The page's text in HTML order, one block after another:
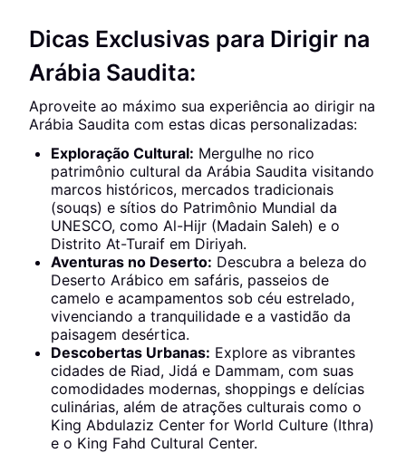
Dicas Exclusivas para Dirigir na
Arábia Saudita:
Aproveite ao máximo sua experiência ao dirigir na
Arábia Saudita com estas dicas personalizadas:
Exploração Cultural: Mergulhe no rico
patrimônio cultural da Arábia Saudita visitando
marcos históricos, mercados tradicionais
(souqs) e sítios do Patrimônio Mundial da
UNESCO, como Al-Hijr (Madain Saleh) e o
Distrito At-Turaif em Diriyah.
Aventuras no Deserto: Descubra a beleza do
Deserto Arábico em safáris, passeios de
camelo e acampamentos sob céu estrelado,
vivenciando a tranquilidade e a vastidão da
paisagem desértica.
Descobertas Urbanas: Explore as vibrantes
cidades de Riad, Jidá e Dammam, com suas
comodidades modernas, shoppings e delícias
culinárias, além de atrações culturais como o
King Abdulaziz Center for World Culture (Ithra)
e o King Fahd Cultural Center.